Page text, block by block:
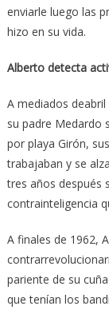
enviarle luego las
hizo en su vida.
Alberto detecta
A mediados
su padre Medardo
por playa Girón,
trabajaban y se
tres años después
contrainteligencia
A finales de 1962,
pariente de su
que tenían los